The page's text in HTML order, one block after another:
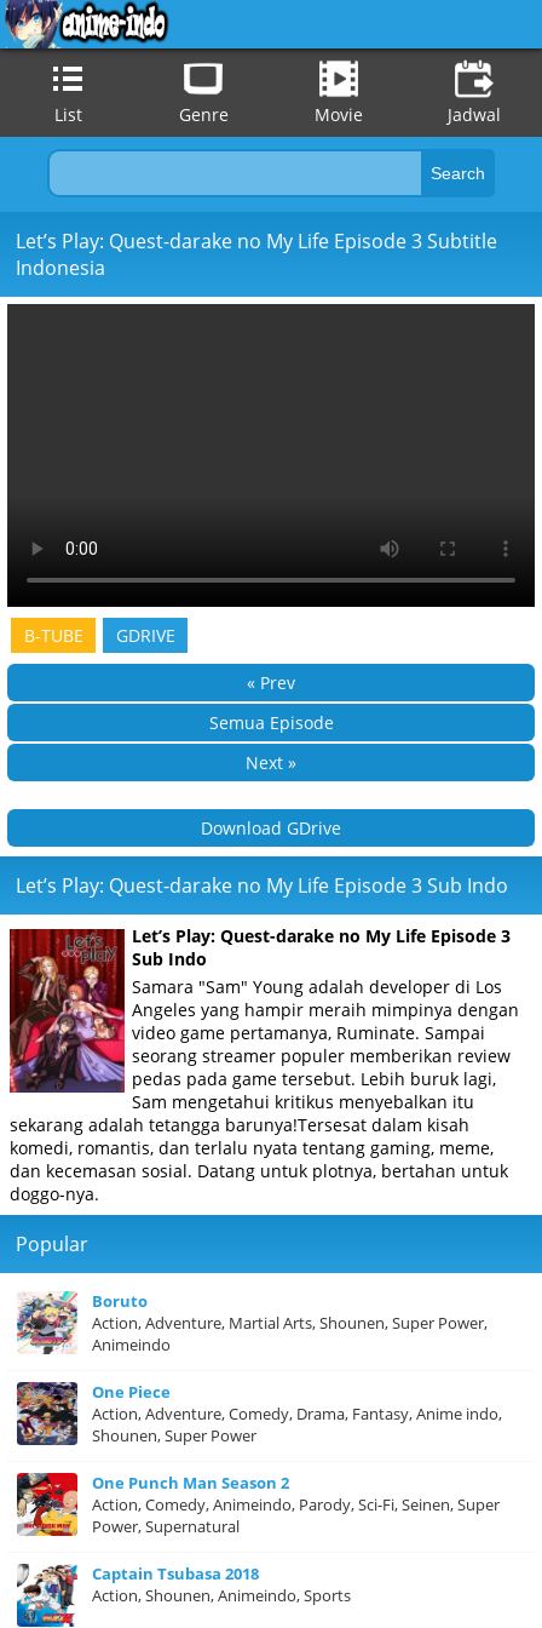
List Genre Movie Jadwal
Let’s Play: Quest-darake no My Life Episode 3 Subtitle
Indonesia
B-TUBE GDRIVE
« Prev
Semua Episode
Next »
Download GDrive
Let’s Play: Quest-darake no My Life Episode 3 Sub Indo
Let’s Play: Quest-darake no My Life Episode 3
Sub Indo
Samara "Sam" Young adalah developer di Los
Angeles yang hampir meraih mimpinya dengan
video game pertamanya, Ruminate. Sampai
seorang streamer populer memberikan review
pedas pada game tersebut. Lebih buruk lagi,
Sam mengetahui kritikus menyebalkan itu
sekarang adalah tetangga barunya!Tersesat dalam kisah
komedi, romantis, dan terlalu nyata tentang gaming, meme,
dan kecemasan sosial. Datang untuk plotnya, bertahan untuk
doggo-nya.
Popular
Boruto
Action, Adventure, Martial Arts, Shounen, Super Power,
Animeindo
One Piece
Action, Adventure, Comedy, Drama, Fantasy, Anime indo,
Shounen, Super Power
One Punch Man Season 2
Action, Comedy, Animeindo, Parody, Sci-Fi, Seinen, Super
Power, Supernatural
Captain Tsubasa 2018
Action, Shounen, Animeindo, Sports